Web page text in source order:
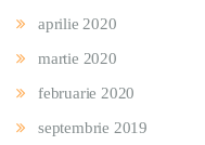
aprilie 2020
martie 2020
februarie 2020
septembrie 2019